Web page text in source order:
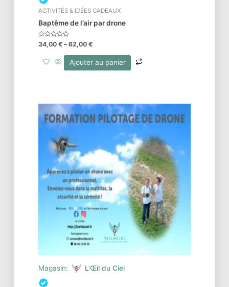
ACTIVITÉS & IDÉES CADEAUX
Baptême de l’air par drone
Note
0
34,00€ –62,00€
Ajouter au panier
Magasin: L'Œil du Ciel